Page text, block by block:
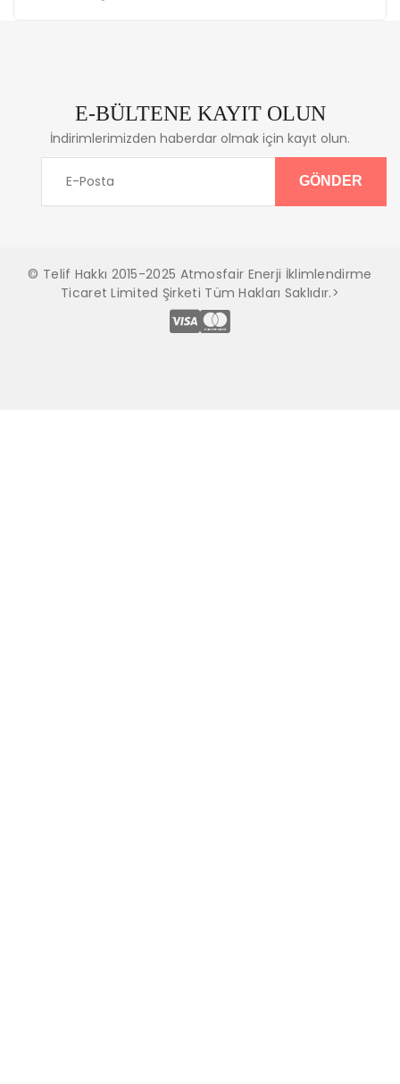
E-BÜLTENE KAYIT OLUN
İndirimlerimizden haberdar olmak için kayıt olun.
© Telif Hakkı 2015-2025 Atmosfair Enerji İklimlendirme
Ticaret Limited Şirketi Tüm Hakları Saklıdır.>